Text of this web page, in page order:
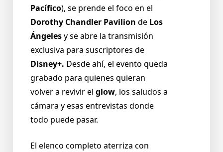
Pacífico), se prende el foco en el
Dorothy Chandler Pavilion de Los
Ángelesy se abre la transmisión
exclusiva para suscriptores de
Disney+. Desde ahí, el evento queda
grabado para quienes quieran
volver a revivir el glow, los saludos a
cámara y esas entrevistas donde
todo puede pasar.
El elenco completo aterriza con